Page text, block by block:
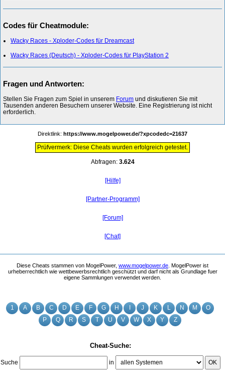
1 A B C D E F G H J K L N M
O
P
Q R S T U V W X Y Z
Cheat-Suche:
Suche in OK
Codes für Cheatmodule:
Wacky Races - Xploder-Codes für Dreamcast
Wacky Races (Deutsch) - Xploder-Codes für PlayStation 2
Fragen und Antworten:
Stellen Sie Fragen zum Spiel in unserem Forum und diskutieren Sie mit
Tausenden anderen Besuchern unserer Website. Eine Registrierung ist nicht
erforderlich.
Direktlink: https://www.mogelpower.de/?xpcodedc=21637
Prüfvermerk: Diese Cheats wurden erfolgreich getestet.
Abfragen: 3.624
[Hilfe]
[Partner-Programm]
[Forum]
[Chat]
Diese Cheats stammen von MogelPower, www.mogelpower.de . MogelPower ist
urheberrechtlich wie wettbewerbsrechtlich geschützt und darf nicht als Grundlage fuer
eigene Sammlungen verwendet werden.